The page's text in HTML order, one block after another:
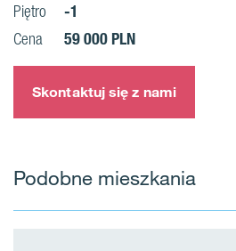
Piętro -1
Cena 59 000 PLN
Skontaktuj się z nami
Podobne mieszkania